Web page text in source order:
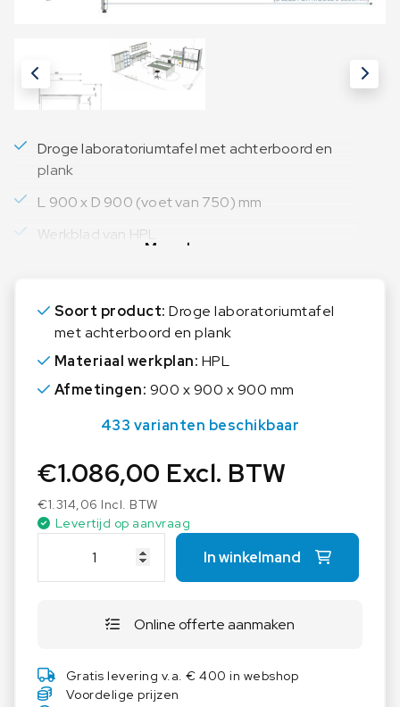
Droge laboratoriumtafel met achterboord en
plank
L 900 x D 900 (voet van 750) mm
Werkblad van HPL
Meer lezen
Soort product: Droge laboratoriumtafel
met achterboord en plank
Materiaal werkplan: HPL
Afmetingen: 900 x 900 x 900 mm
433 varianten beschikbaar
€1.086,00 Excl. BTW
€1.314,06 Incl. BTW
Levertijd op aanvraag
E
b
t
In winkelmand
Online offerte aanmaken
Gratis levering v.a. € 400 in webshop
Voordelige prijzen